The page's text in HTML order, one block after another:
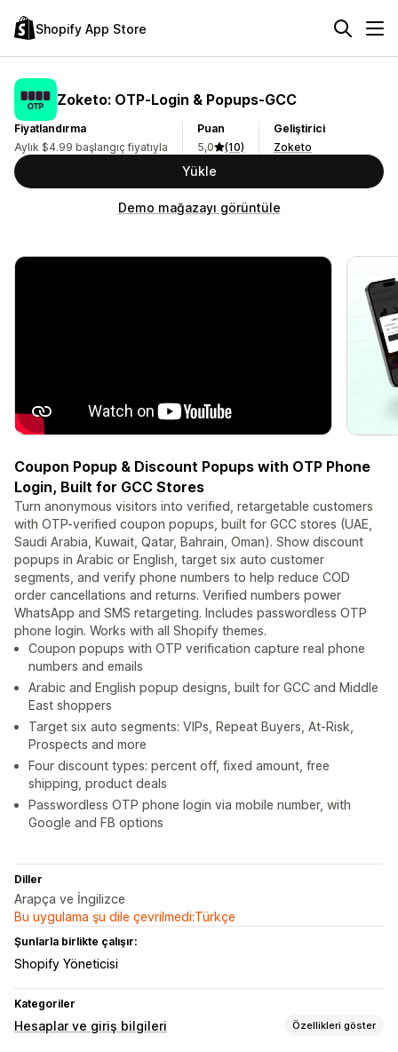
Shopify App Store
Zoketo: OTP‑Login & Popups‑GCC
Fiyatlandırma
Aylık $4.99 başlangıç fiyatıyla
Puan
5,0
(10)
Geliştirici
Zoketo
Yükle
Demo mağazayı görüntüle
Coupon Popup & Discount Popups with OTP Phone
Login, Built for GCC Stores
Turn anonymous visitors into verified, retargetable customers
with OTP-verified coupon popups, built for GCC stores (UAE,
Saudi Arabia, Kuwait, Qatar, Bahrain, Oman). Show discount
popups in Arabic or English, target six auto customer
segments, and verify phone numbers to help reduce COD
order cancellations and returns. Verified numbers power
WhatsApp and SMS retargeting. Includes passwordless OTP
phone login. Works with all Shopify themes.
Coupon popups with OTP verification capture real phone
numbers and emails
Arabic and English popup designs, built for GCC and Middle
East shoppers
Target six auto segments: VIPs, Repeat Buyers, At-Risk,
Prospects and more
Four discount types: percent off, fixed amount, free
shipping, product deals
Passwordless OTP phone login via mobile number, with
Google and FB options
Diller
Arapça ve İngilizce
Bu uygulama şu dile çevrilmedi:Türkçe
Şunlarla birlikte çalışır:
Shopify Yöneticisi
Kategoriler
Hesaplar ve giriş bilgileri Özellikleri göster